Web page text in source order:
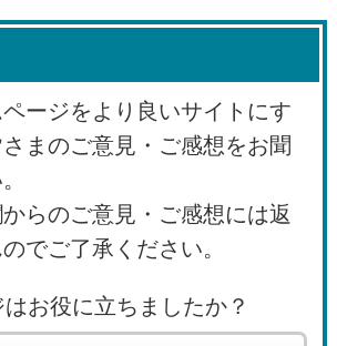
ージをより良いサイトにす
まのご意見・ご感想をお聞
らのご意見・ご感想には返
でご了承ください。
お役に立ちましたか？